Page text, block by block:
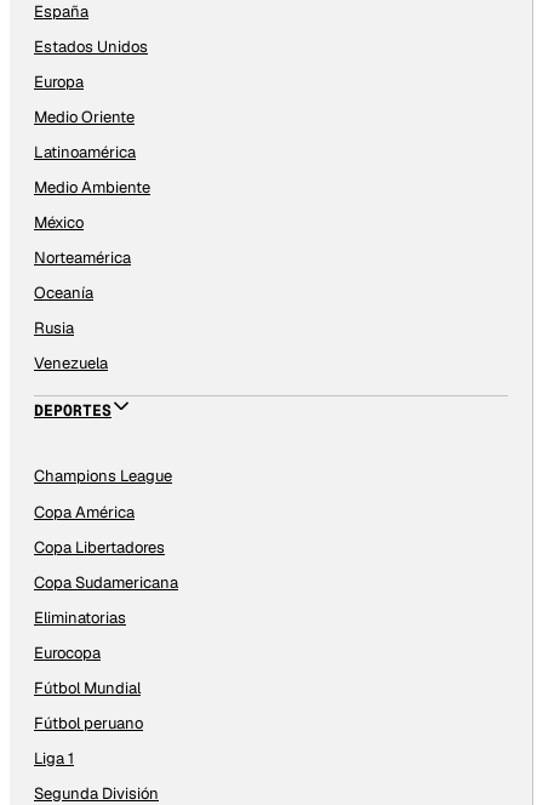
España
Estados Unidos
Europa
Medio Oriente
Latinoamérica
Medio Ambiente
México
Norteamérica
Oceanía
Rusia
Venezuela
DEPORTES
Champions League
Copa América
Copa Libertadores
Copa Sudamericana
Eliminatorias
Eurocopa
Fútbol Mundial
Fútbol peruano
Liga 1
Segunda División